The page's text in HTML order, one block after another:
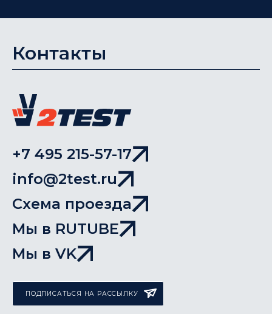
Контакты
+7 495 215-57-17
info@2test.ru
Схема проезда
Мы в RUTUBE
Мы в VK
ПОДПИСАТЬСЯ НА РАССЫЛКУ